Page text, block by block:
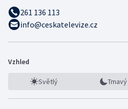
261 136 113
info@ceskatelevize.cz
Vzhled
Světlý Tmavý